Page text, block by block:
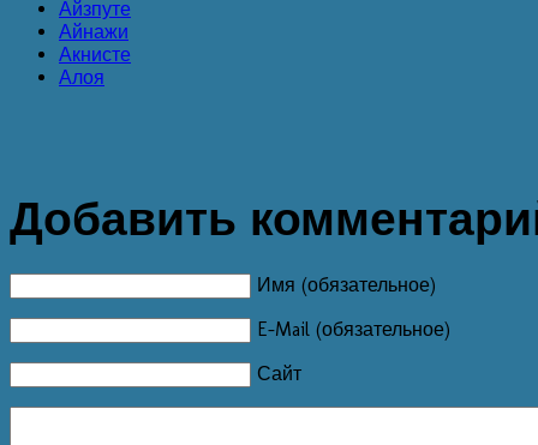
Айзпуте
Айнажи
Акнисте
Алоя
Добавить
Имя (обязательное)
E-Mail (обязательное)
Сайт